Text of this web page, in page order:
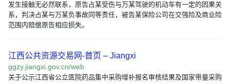
发生接触无必然联系，原告占某受伤与万某驾驶的机动车有一定的因果关
系，判决占某与万某负事故同等责任，被告某保险公司在交强险及商业险
范围内赔偿原告相应损失。
江西公共资源交易网-首页 – Jiangxi
ggzy.jiangxi.gov.cn/web
关于公示江西省公立医院药品集中采购增补报名审核结果及国家带量采购